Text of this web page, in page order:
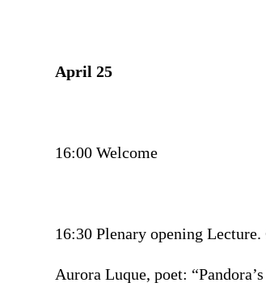
April 25
16:00 Welcome
16:30 Plenary opening
Aurora Luque, poet: